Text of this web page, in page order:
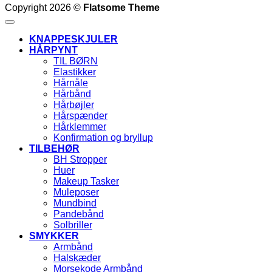
Copyright 2026 © Flatsome Theme
KNAPPESKJULER
HÅRPYNT
TIL BØRN
Elastikker
Hårnåle
Hårbånd
Hårbøjler
Hårspænder
Hårklemmer
Konfirmation og bryllup
TILBEHØR
BH Stropper
Huer
Makeup Tasker
Muleposer
Mundbind
Pandebånd
Solbriller
SMYKKER
Armbånd
Halskæder
Morsekode Armbånd